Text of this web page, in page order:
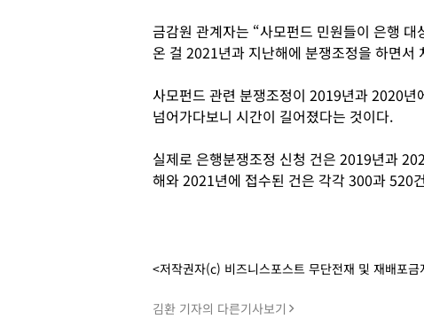
금감원 관계자는 “사모펀드 민원들이 은행
온 걸 2021년과 지난해에 분쟁조정을 하면서
사모펀드 관련 분쟁조정이 2019년과 2020
넘어가다보니 시간이 길어졌다는 것이다.
실제로 은행분쟁조정 신청 건은 2019년과
해와 2021년에 접수된 건은 각각 300과 520
<저작권자(c) 비즈니스포스트 무단전재 및 재배포금
김환 기자의 다른기사보기